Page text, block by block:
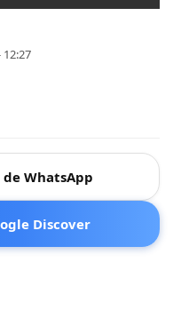
WhatsApp
Discover